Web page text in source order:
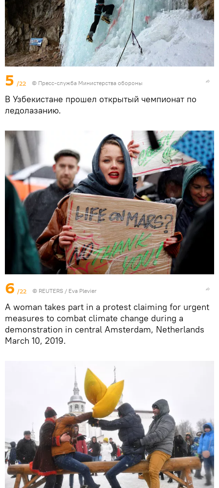
5 /22 © Пресс-служба Министерства обороны
В Узбекистане прошел открытый чемпионат по
ледолазанию.
6 /22 © REUTERS / Eva Plevier
A woman takes part in a protest claiming for urgent
measures to combat climate change during a
demonstration in central Amsterdam, Netherlands
March 10, 2019.